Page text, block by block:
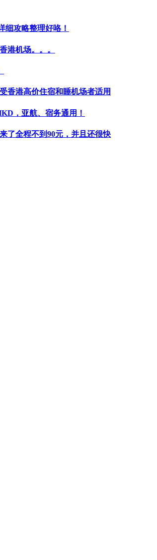
细攻略整理好咯！
港机场。。。
香港高价住宿和睡机场者适用
，亚航、宿务通用！
了全程不到90元，并且还很快